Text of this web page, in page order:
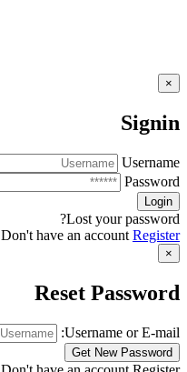
×
Signin
Username
Password
Lost your password?
Don't have an account Register
×
Reset Password
Username or E-mail: